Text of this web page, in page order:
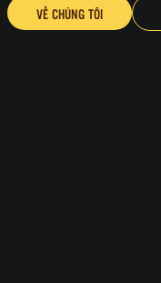
VỀ CHÚNG TÔI